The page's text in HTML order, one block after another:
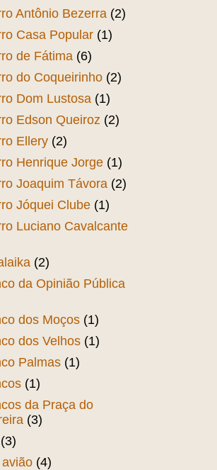
Antônio Bezerra (2)
Casa Popular (1)
de Fátima (6)
do Coqueirinho (2)
Dom Lustosa (1)
Edson Queiroz (2)
Ellery (2)
Henrique Jorge (1)
Joaquim Távora (2)
Jóquei Clube (1)
Luciano Cavalcante
(2)
da Opinião Pública
dos Moços (1)
dos Velhos (1)
Palmas (1)
(1)
da Praça do
(3)
(3)
(4)